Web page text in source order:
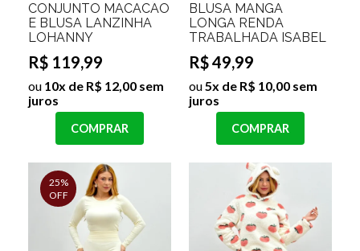
CONJUNTO MACACÃO
E BLUSA LANZINHA
LOHANNY
R$ 119,99
ou 10x de R$ 12,00 sem
juros
COMPRAR
BLUSA MANGA
LONGA RENDA
TRABALHADA ISABEL
R$ 49,99
ou5x de R$ 10,00 sem
juros
COMPRAR
25%
OFF